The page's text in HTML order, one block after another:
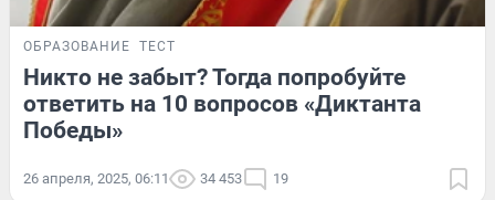
ОБРАЗОВАНИЕ ТЕСТ
Никто не забыт? Тогда попробуйте
ответить на 10 вопросов «Диктанта
Победы»
26 апреля, 2025, 06:11 34 453 19